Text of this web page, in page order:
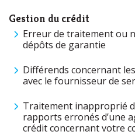
Gestion du crédit
Erreur de traitement ou
dépôts de garantie
Différends concernant
avec le fournisseur de
Traitement inapproprié
rapports erronés d’une
crédit concernant votre